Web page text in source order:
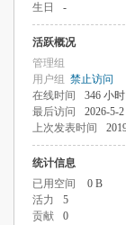
生日
-
活跃概况
管理组
用户组 禁止访问
在线时间
346 小时
最后访问
2026-5-
上次发表时间
统计信息
已用空间
0 B
活力
5
贡献
0